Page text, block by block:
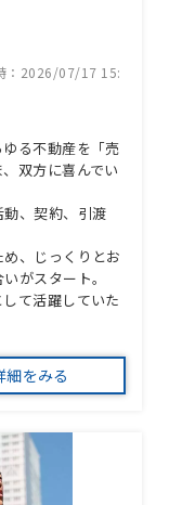
：2026/07/17 15:
る不動産を「売
双方に喜んでい
、契約、引渡
、じっくりとお
がスタート。
て活躍していた
細をみる